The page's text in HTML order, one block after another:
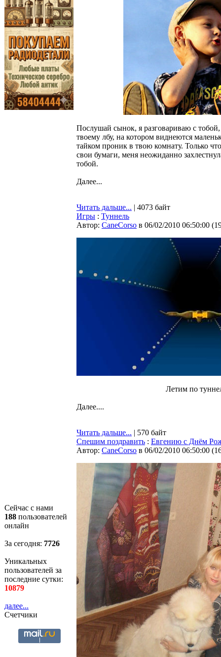
Сейчас с нами
188 пользователей
онлайн
За сегодня: 7726
Уникальных
пользователей за
последние сутки:
10879
далее...
Счетчики
Послушай сынок, я разговариваю с
твоему лбу, на котором виднеются
тайком проник в твою комнату. Только
свои бумаги, меня неожиданно
тобой.
Далее...
Читать дальше... | 4073 байт
Игры : Туннель
Автор: CaneCorso в 06/02/2010 06:50:00 (
Летим по
Далее....
Читать дальше... | 570 байт
Спешим поздравить : Евгению с Днём
Автор: CaneCorso в 06/02/2010 06:50:00 (